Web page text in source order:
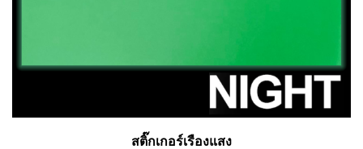
สติ๊กเกอร์เรืองแสง